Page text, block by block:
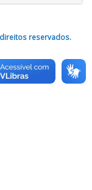
reservados.